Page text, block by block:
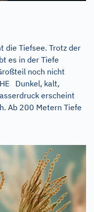
die Tiefsee. Trotz der
es in der Tiefe
noch nicht
Dunkel, kalt,
erscheint
Ab 200 Metern Tiefe